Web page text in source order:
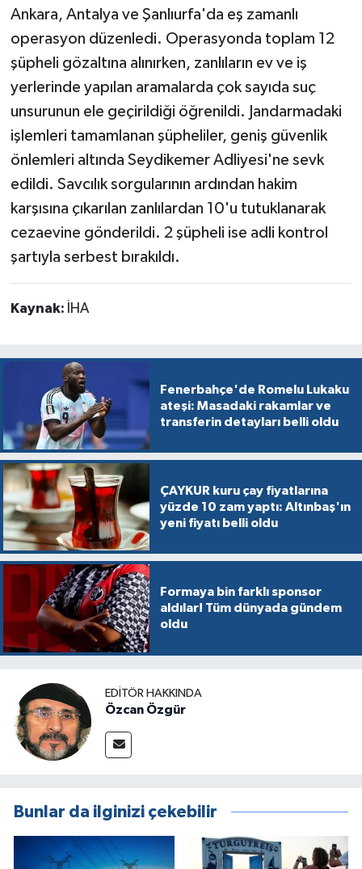
Ankara, Antalya ve Şanlıurfa'da eş zamanlı
operasyon düzenledi. Operasyonda toplam 12
şüpheli gözaltına alınırken, zanlıların ev ve iş
yerlerinde yapılan aramalarda çok sayıda suç
unsurunun ele geçirildiği öğrenildi. Jandarmadaki
işlemleri tamamlanan şüpheliler, geniş güvenlik
önlemleri altında Seydikemer Adliyesi'ne sevk
edildi. Savcılık sorgularının ardından hakim
karşısına çıkarılan zanlılardan 10'u tutuklanarak
cezaevine gönderildi. 2 şüpheli ise adli kontrol
şartıyla serbest bırakıldı.
Kaynak: İHA
Fenerbahçe'de Romelu Lukaku
ateşi: Masadaki rakamlar ve
transferin detayları belli oldu
ÇAYKUR kuru çay fiyatlarına
yüzde 10 zam yaptı: Altınbaş'ın
yeni fiyatı belli oldu
Formaya bin farklı sponsor
aldılar! Tüm dünyada gündem
oldu
EDITÖR HAKKINDA
Özcan Özgür
Bunlar da ilginizi çekebilir